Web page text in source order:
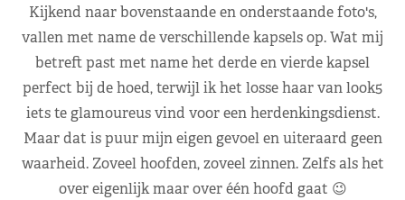
Kijkend naar bovenstaande en onderstaande foto's,
vallen met name de verschillende kapsels op. Wat mij
betreft past met name het derde en vierde kapsel
perfect bij de hoed, terwijl ik het losse haar van look5
iets te glamoureus vind voor een herdenkingsdienst.
Maar dat is puur mijn eigen gevoel en uiteraard geen
waarheid. Zoveel hoofden, zoveel zinnen. Zelfs als het
over eigenlijk maar over één hoofd gaat 😉